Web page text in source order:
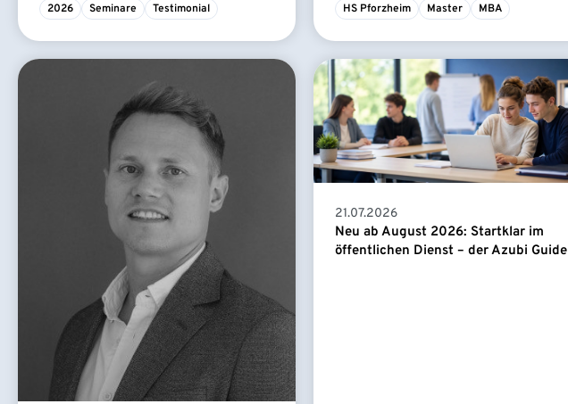
2026 Seminare Testimonial
HS Pforzheim
Master MBA
21.07.2026
Neu ab August 2026: Startklar im
öffentlichen Dienst – der Azubi Guide